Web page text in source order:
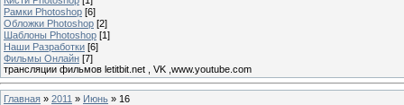
Рамки Photoshop [6]
Обложки Photoshop [2]
Шаблоны Photoshop [1]
Наши Разработки [6]
Фильмы Онлайн [7]
трансляции фильмов letitbit.net , VK ,www.youtube.com
Главная » 2011 » Июнь » 16